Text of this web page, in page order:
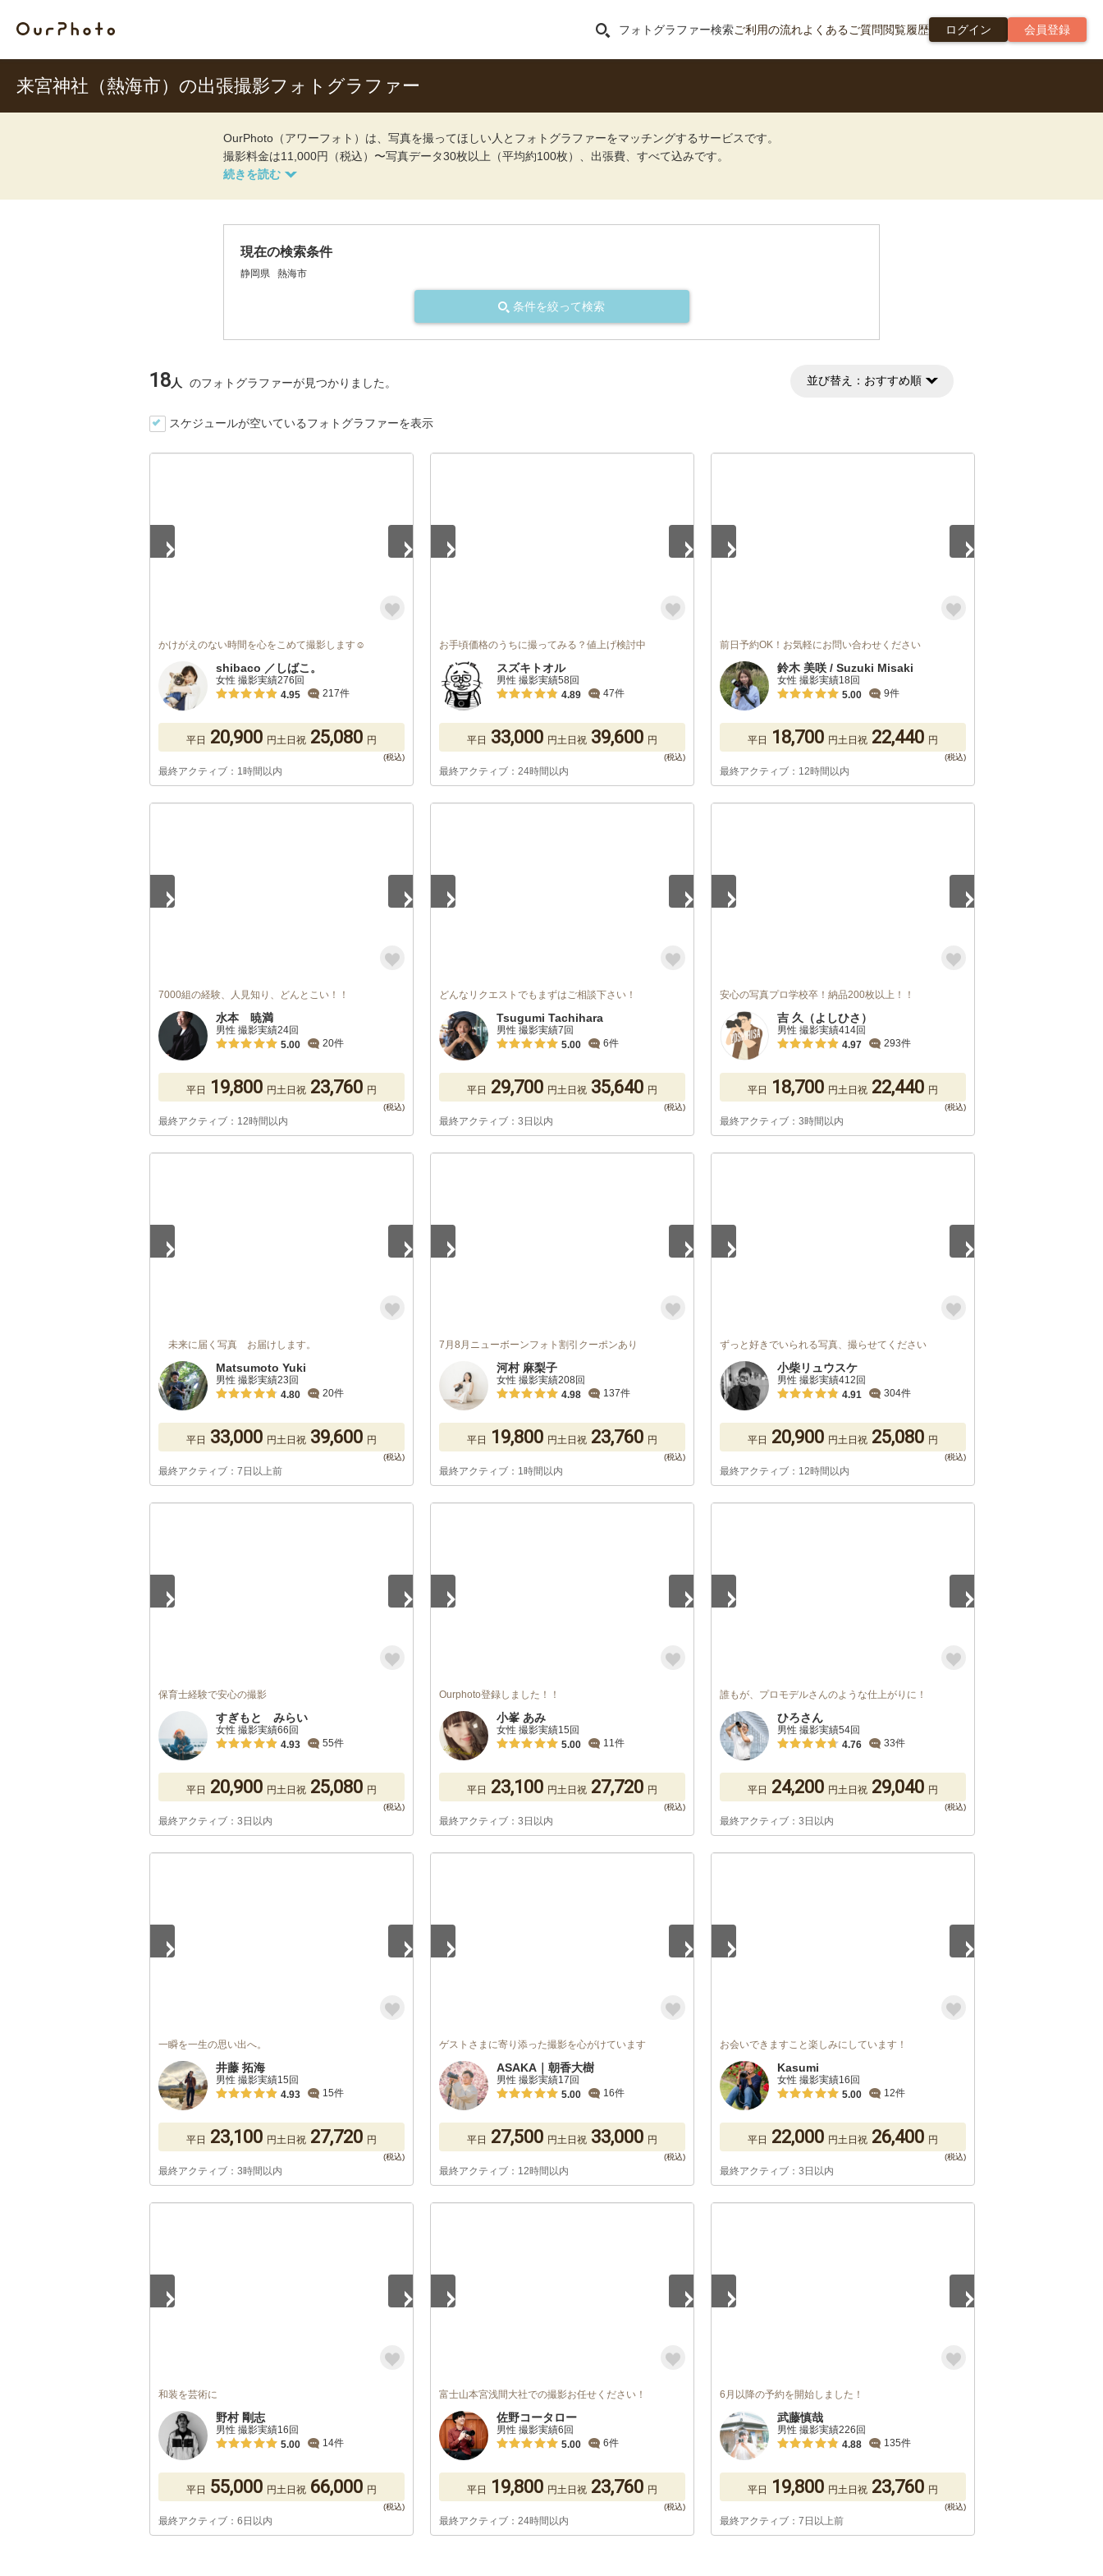
フォトグラファー検索ご利用の流れよくあるご質問閲覧履歴 ログイン 会員登録
来宮神社（熱海市）の出張撮影フォトグラファー
OurPhoto（アワーフォト）は、写真を撮ってほしい人とフォトグラファーをマッチングするサービスです。
撮影料金は11,000円（税込）〜写真データ30枚以上（平均約100枚）、出張費、すべて込みです。
現在の検索条件
静岡県 熱海市
条件を絞って検索
18人 のフォトグラファーが見つかりました。 並び替え： おすすめ順
スケジュールが空いているフォトグラファーを表示
かけがえのない時間を心をこめて撮影します☺
shibaco ／しばこ。
女性 撮影実績276回
4.95
217件
平日 20,900 円土日祝 25,080 円
最終アクティブ：1時間以内
お手頃価格のうちに撮ってみる？値上げ検討中
スズキトオル
男性 撮影実績58回
4.89
47件
平日 33,000 円土日祝 39,600 円
最終アクティブ：24時間以内
前日予約OK！お気軽にお問い合わせください
鈴木 美咲 / Suzuki Misaki
女性 撮影実績18回
5.00
9件
平日 18,700 円土日祝 22,440 円
最終アクティブ：12時間以内
7000組の経験、人見知り、どんとこい！！
水本 暁満
男性 撮影実績24回
5.00
20件
平日 19,800 円土日祝 23,760 円
最終アクティブ：12時間以内
どんなリクエストでもまずはご相談下さい！
Tsugumi Tachihara
男性 撮影実績7回
5.00
6件
平日 29,700 円土日祝 35,640 円
最終アクティブ：3日以内
安心の写真プロ学校卒！納品200枚以上！！
吉 久（よしひさ）
男性 撮影実績414回
4.97
293件
平日 18,700 円土日祝 22,440 円
最終アクティブ：3時間以内
未来に届く写真 お届けします。
Matsumoto Yuki
男性 撮影実績23回
4.80
20件
平日 33,000 円土日祝 39,600 円
最終アクティブ：7日以上前
7月8月ニューボーンフォト割引クーポンあり
河村 麻梨子
女性 撮影実績208回
4.98
137件
平日 19,800 円土日祝 23,760 円
最終アクティブ：1時間以内
ずっと好きでいられる写真、撮らせてください
小柴リュウスケ
男性 撮影実績412回
4.91
304件
平日 20,900 円土日祝 25,080 円
最終アクティブ：12時間以内
保育士経験で安心の撮影
すぎもと みらい
女性 撮影実績66回
4.93
55件
平日 20,900 円土日祝 25,080 円
最終アクティブ：3日以内
Ourphoto登録しました！！
小峯 あみ
女性 撮影実績15回
5.00
11件
平日 23,100 円土日祝 27,720 円
最終アクティブ：3日以内
誰もが、プロモデルさんのような仕上がりに！
ひろさん
男性 撮影実績54回
4.76
33件
平日 24,200 円土日祝 29,040 円
最終アクティブ：3日以内
一瞬を一生の思い出へ。
井藤 拓海
男性 撮影実績15回
4.93
15件
平日 23,100 円土日祝 27,720 円
最終アクティブ：3時間以内
ゲストさまに寄り添った撮影を心がけています
ASAKA｜朝香大樹
男性 撮影実績17回
5.00
16件
平日 27,500 円土日祝 33,000 円
最終アクティブ：12時間以内
お会いできますこと楽しみにしています！
Kasumi
女性 撮影実績16回
5.00
12件
平日 22,000 円土日祝 26,400 円
最終アクティブ：3日以内
和装を芸術に
野村 剛志
男性 撮影実績16回
5.00
14件
平日 55,000 円土日祝 66,000 円
最終アクティブ：6日以内
富士山本宮浅間大社での撮影お任せください！
佐野コータロー
男性 撮影実績6回
5.00
6件
平日 19,800 円土日祝 23,760 円
最終アクティブ：24時間以内
6月以降の予約を開始しました！
武藤慎哉
男性 撮影実績226回
4.88
135件
平日 19,800 円土日祝 23,760 円
最終アクティブ：7日以上前